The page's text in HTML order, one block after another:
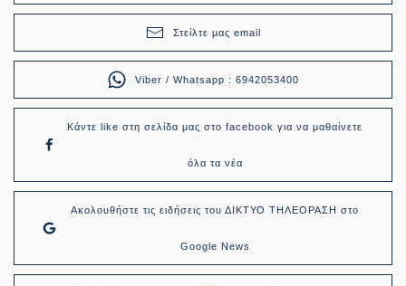
Στείλτε μας email
Viber / Whatsapp : 6942053400
Κάντε like στη σελίδα μας στο facebook για να μαθαίνετε
όλα τα νέα
Ακολουθήστε τις ειδήσεις του ΔΙΚΤΥΟ ΤΗΛΕΟΡΑΣΗ στο
Google News